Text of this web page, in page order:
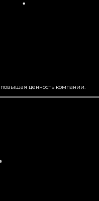
ценность компании.